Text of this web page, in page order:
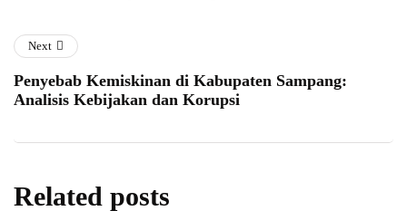
Next
Penyebab Kemiskinan di Kabupaten Sampang:
Analisis Kebijakan dan Korupsi
Related posts